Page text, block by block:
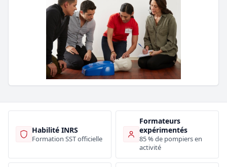
Habilité INRS
Formation SST officielle
Formateurs
expérimentés
85 % de pompiers en
activité